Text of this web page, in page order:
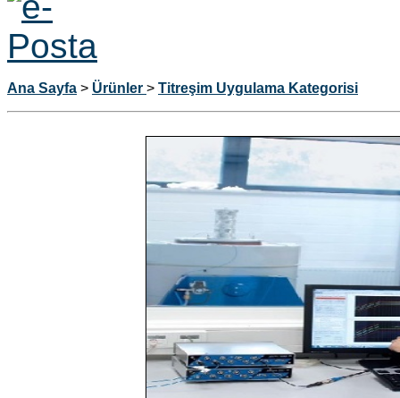
Ana Sayfa > Ürünler > Titreşim Uygulama Kategorisi